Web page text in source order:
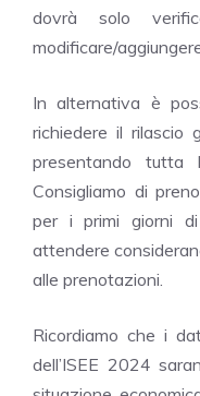
dovrà solo
modificare/
In alternativa è
richiedere il rilascio
presentando tutta
Consigliamo di
per i primi giorni
attendere
alle prenotazioni.
Ricordiamo che i
dell’ISEE 2024